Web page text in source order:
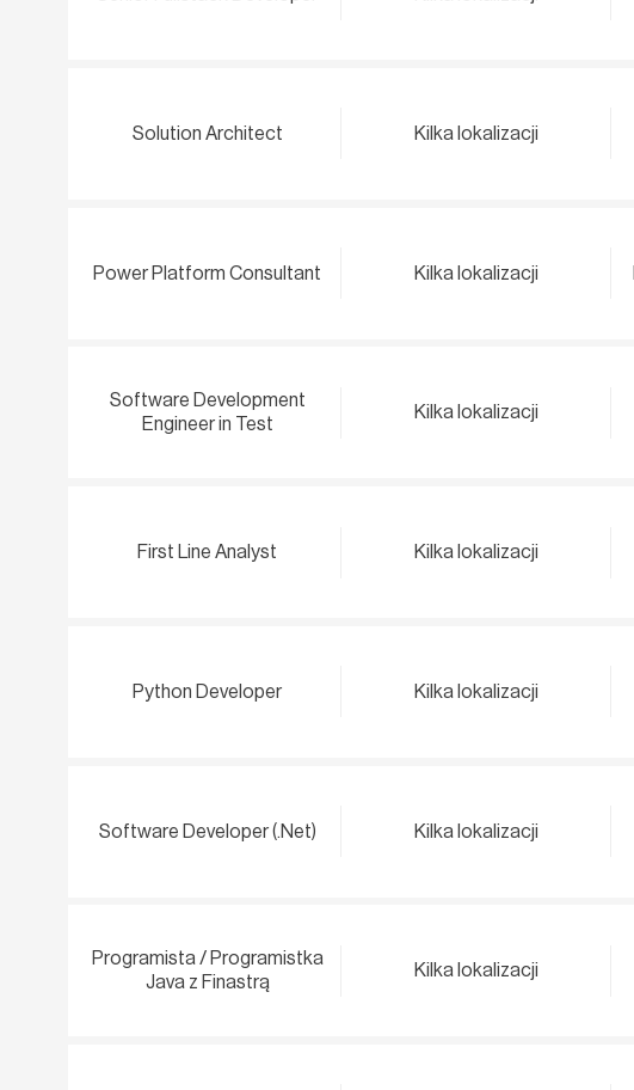
Solution Architect Kilka lokalizacji
Power Platform Consultant Kilka lokalizacji
Software Development
Engineer in Test
Kilka lokalizacji
First Line Analyst Kilka lokalizacji
Python Developer Kilka lokalizacji
Software Developer (.Net) Kilka lokalizacji
Programista / Programistka
Java z Finastrą
Kilka lokalizacji